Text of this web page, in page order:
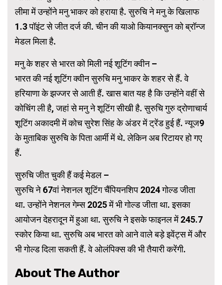
लीमा में उन्होंने मनु भाकर को हराया है. सुरुचि ने मनु के खिलाफ
1.3 पॉइंट से जीत दर्ज की. चीन की याओ कियानक्सुन को ब्रॉन्ज
मेडल मिला है.
मनु के शहर से भारत को मिली नई शूटिंग क्वीन –
भारत की नई शूटिंग क्वीन सुरुचि मनु भाकर के शहर से हैं. वे
हरियाणा के झज्जर से आती हैं. खास बात यह है कि उन्होंने वहीं से
कोचिंग ली है, जहां से मनु ने शूटिंग सीखी है. सुरुचि गुरु द्रोणाचार्य
शूटिंग अकादमी में कोच सुरेश सिंह के अंडर में ट्रेंड हुई हैं. न्यूज9
के मुताबिक सुरुचि के पिता आर्मी में थे. लेकिन अब रिटायर हो गए
हैं.
सुरुचि जीत चुकी हैं कई मेडल –
सुरुचि ने 67वां नेशनल शूटिंग चैंपियनशिप 2024 गोल्ड जीता
था. उन्होंने नेशनल गेम्स 2025 में भी गोल्ड जीता था. इसका
आयोजन देहरादून में हुआ था. सुरुचि ने इसके फाइनल में 245.7
स्कोर किया था. सुरुचि अब भारत को आने वाले बड़े इवेंट्स में और
भी गोल्ड दिला सकती हैं. वे ओलंपिक्स की भी तैयारी करेंगी.
About The Author